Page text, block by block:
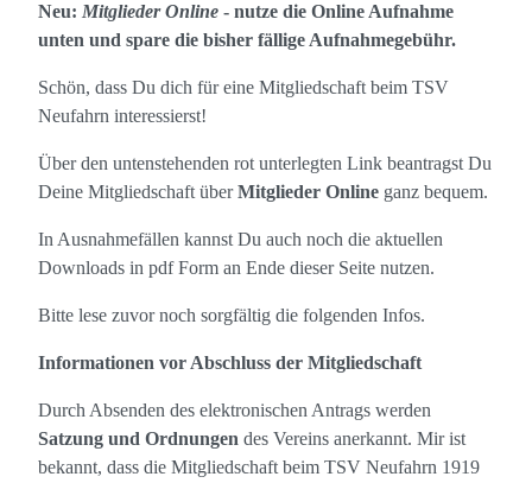
Neu: Mitglieder Online - nutze die Online Aufnahme
unten und spare die bisher fällige Aufnahmegebühr.
Schön, dass Du dich für eine Mitgliedschaft beim TSV
Neufahrn interessierst!
Über den untenstehenden rot unterlegten Link beantragst Du
Deine Mitgliedschaft überMitglieder Online ganz bequem.
In Ausnahmefällen kannst Du auch noch die aktuellen
Downloads in pdf Form an Ende dieser Seite nutzen.
Bitte lese zuvor noch sorgfältig die folgenden Infos.
Informationen vor Abschluss der Mitgliedschaft
Durch Absenden des elektronischen Antrags werden
Satzung und Ordnungen des Vereins anerkannt. Mir ist
bekannt, dass die Mitgliedschaft beim TSV Neufahrn 1919